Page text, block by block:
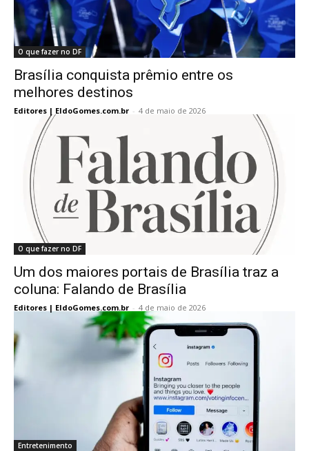
O que fazer no DF
Brasília conquista prêmio entre os
melhores destinos
Editores | EldoGomes.com.br - 4 de maio de 2026
O que fazer no DF
Um dos maiores portais de Brasília traz a
coluna: Falando de Brasília
Editores | EldoGomes.com.br - 4 de maio de 2026
Entretenimento